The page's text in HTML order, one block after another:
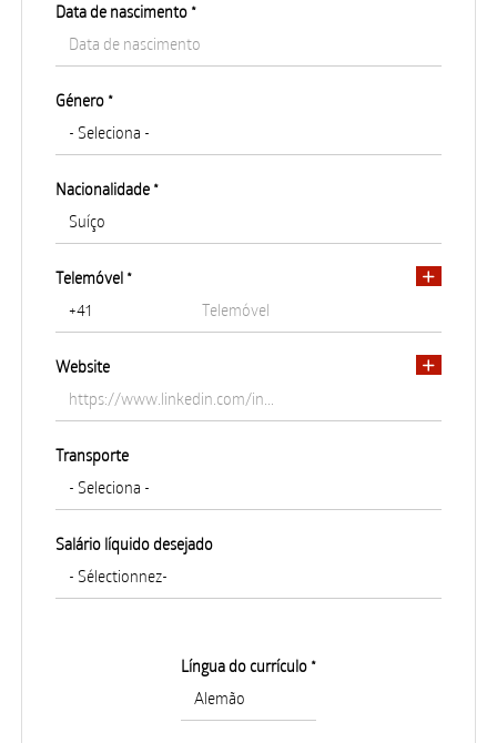
País de residência *
Distrito/Região de residência *
Cidade de residência
Endereço de residência
Data de nascimento *
Género *
Nacionalidade *
Telemóvel *
Website
Transporte
Salário líquido desejado
Língua do currículo *